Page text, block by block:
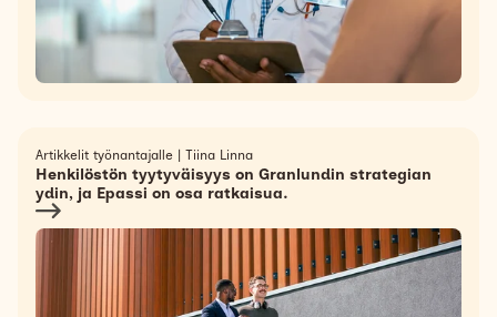
Artikkelit työnantajalle | Tiina Linna
Henkilöstön tyytyväisyys on Granlundin strategian
ydin, ja Epassi on osa ratkaisua.